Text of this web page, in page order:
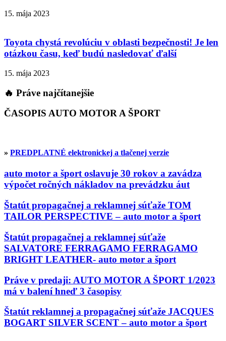
15. mája 2023
Toyota chystá revolúciu v oblasti bezpečnosti! Je len
otázkou času, keď budú nasledovať ďalší
15. mája 2023
🔥 Práve najčítanejšie
ČASOPIS AUTO MOTOR A ŠPORT
» PREDPLATNÉ elektronickej a tlačenej verzie
auto motor a šport oslavuje 30 rokov a zavádza
výpočet ročných nákladov na prevádzku áut
Štatút propagačnej a reklamnej súťaže TOM
TAILOR PERSPECTIVE – auto motor a šport
Štatút propagačnej a reklamnej súťaže
SALVATORE FERRAGAMO FERRAGAMO
BRIGHT LEATHER- auto motor a šport
Práve v predaji: AUTO MOTOR A ŠPORT 1/2023
má v balení hneď 3 časopisy
Štatút reklamnej a propagačnej súťaže JACQUES
BOGART SILVER SCENT – auto motor a šport